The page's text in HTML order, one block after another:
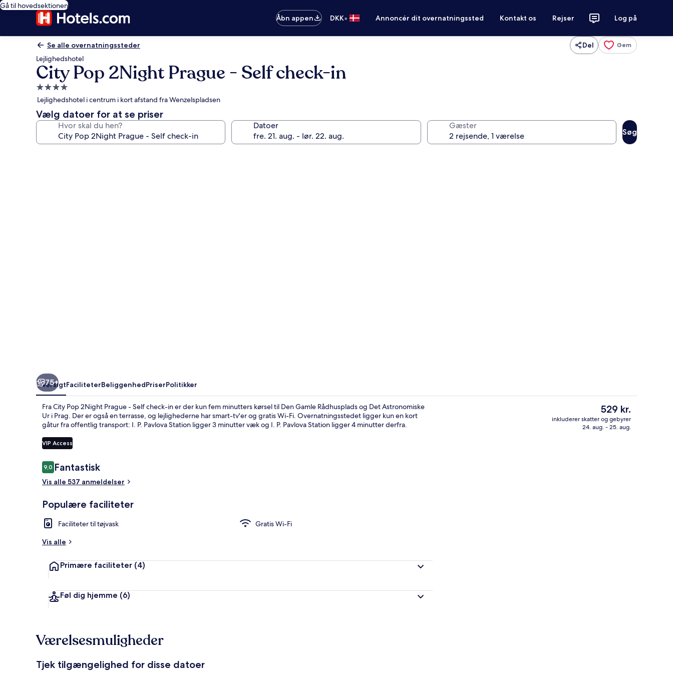
Gå til hovedsektionen
Åbn appen
DKK• Annoncér dit overnatningssted Kontakt os Rejser Log på
Se alle overnatningssteder Del Gem
Lejlighedshotel
City Pop 2Night Prague - Self check-in
4.0-
stjernet
overnatningssted
Lejlighedshotel i centrum i kort afstand fra Wenzelspladsen
Vælg datoer for at se priser
Hvor skal du hen? Datoer Gæster
Søg
Superior-lejlighed | Opholdsområde | 32-tommers smart-tv med satellitkanaler
Classic-studiolejlighed |
75+
OversigtFaciliteterBeliggenhedPriserPolitikker
Fra City Pop 2Night Prague - Self check-in er der kun fem minutters kørsel til Den Gamle Rådhusplads og Det Astronomiske
Ur i Prag. Der er også en terrasse, og lejlighederne har smart-tv'er og gratis Wi-Fi. Overnatningsstedet ligger kun en kort
gåtur fra offentlig transport: I. P. Pavlova Station ligger 3 minutter væk og I. P. Pavlova Station ligger 4 minutter derfra.
VIP Access
Anmeldelser
9,09,0 ud af 10.
Fantastisk
Vis alle 537 anmeldelser
Populære faciliteter
Faciliteter til tøjvask
Gratis Wi-Fi
Vis alle
Primære faciliteter (4)
Føl dig hjemme (6)
Den
nuværende
pris
529 kr.
inkluderer skatter og gebyrer
24. aug. - 25. aug.
Værelsesmuligheder
Tjek tilgængelighed for disse datoer